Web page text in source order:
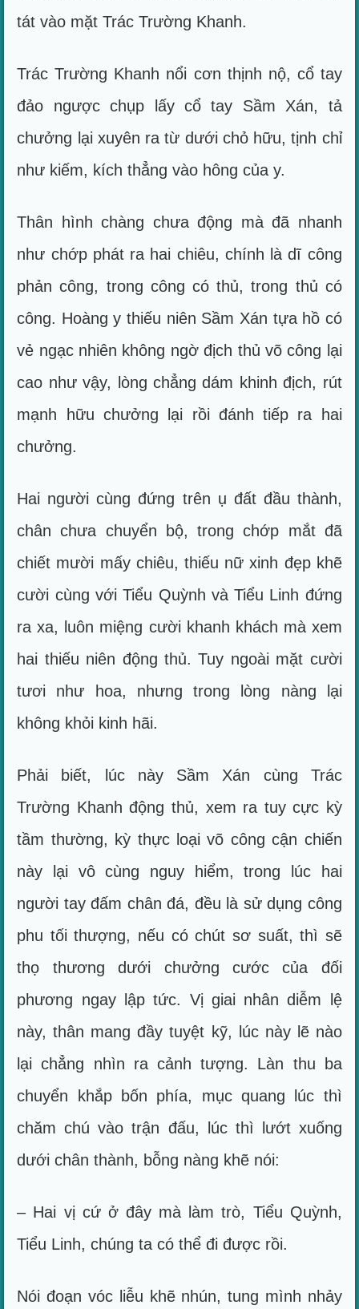
tát vào mặt Trác Trường Khanh.
Trác Trường Khanh nổi cơn thịnh nộ, cổ tay
đảo ngược chụp lấy cổ tay Sầm Xán, tả
chưởng lại xuyên ra từ dưới chỏ hữu, tịnh chỉ
như kiếm, kích thẳng vào hông của y.
Thân hình chàng chưa động mà đã nhanh
như chớp phát ra hai chiêu, chính là dĩ công
phản công, trong công có thủ, trong thủ có
công. Hoàng y thiếu niên Sầm Xán tựa hồ có
vẻ ngạc nhiên không ngờ địch thủ võ công lại
cao như vậy, lòng chẳng dám khinh địch, rút
mạnh hữu chưởng lại rồi đánh tiếp ra hai
chưởng.
Hai người cùng đứng trên ụ đất đầu thành,
chân chưa chuyển bộ, trong chớp mắt đã
chiết mười mấy chiêu, thiếu nữ xinh đẹp khẽ
cười cùng với Tiểu Quỳnh và Tiểu Linh đứng
ra xa, luôn miệng cười khanh khách mà xem
hai thiếu niên động thủ. Tuy ngoài mặt cười
tươi như hoa, nhưng trong lòng nàng lại
không khỏi kinh hãi.
Phải biết, lúc này Sầm Xán cùng Trác
Trường Khanh động thủ, xem ra tuy cực kỳ
tầm thường, kỳ thực loại võ công cận chiến
này lại vô cùng nguy hiểm, trong lúc hai
người tay đấm chân đá, đều là sử dụng công
phu tối thượng, nếu có chút sơ suất, thì sẽ
thọ thương dưới chưởng cước của đối
phương ngay lập tức. Vị giai nhân diễm lệ
này, thân mang đầy tuyệt kỹ, lúc này lẽ nào
lại chẳng nhìn ra cảnh tượng. Làn thu ba
chuyển khắp bốn phía, mục quang lúc thì
chăm chú vào trận đấu, lúc thì lướt xuống
dưới chân thành, bỗng nàng khẽ nói:
– Hai vị cứ ở đây mà làm trò, Tiểu Quỳnh,
Tiểu Linh, chúng ta có thể đi được rồi.
Nói đoạn vóc liễu khẽ nhún, tung mình nhảy